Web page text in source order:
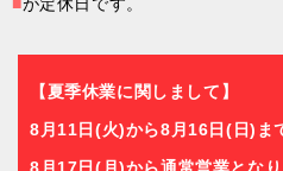
【夏季休業に関しまして】
8月11日(火)から8月16日(日)ま